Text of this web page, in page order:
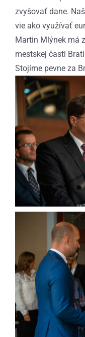
zvyšovať dane.
vie ako využívať
Martin Mlýnek má
mestskej časti
Stojíme pevne za